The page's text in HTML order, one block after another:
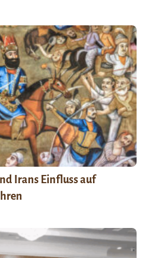
Irans Einfluss auf